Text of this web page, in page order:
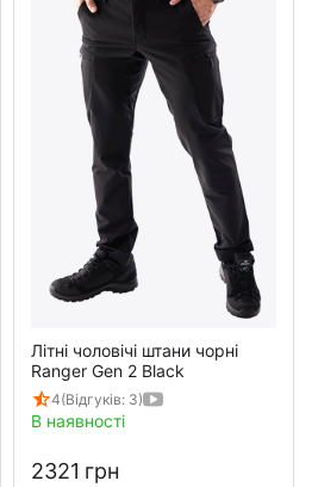
Літні чоловічі штани чорні
Ranger Gen 2 Black
4(Відгуків: 3)
В наявності
‍2321‍ грн